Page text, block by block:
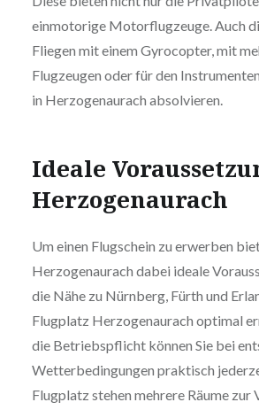
einmotorige Motorflugzeuge. Auch
Fliegen mit einem Gyrocopter, mit
Flugzeugen oder für den
in Herzogenaurach absolvieren.
Ideale
Herzogenaurach
Um einen Flugschein zu erwerben
Herzogenaurach dabei ideale
die Nähe zu Nürnberg, Fürth und
Flugplatz Herzogenaurach optimal
die Betriebspflicht können Sie bei
Wetterbedingungen praktisch
Flugplatz stehen mehrere Räume zur